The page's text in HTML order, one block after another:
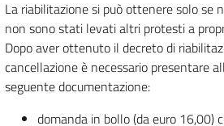
La riabilitazione si può ottenere solo se
non sono stati levati altri protesti a
Dopo aver ottenuto il decreto di
cancellazione è necessario presentare
seguente documentazione:
domanda in bollo (da euro 16,00)